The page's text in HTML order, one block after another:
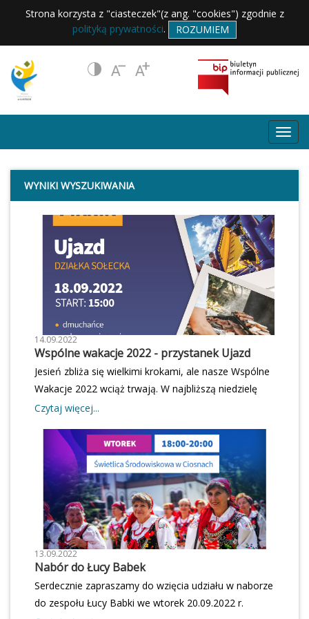
Strona korzysta z "ciasteczek"(z ang. "cookies") zgodnie z
polityką prywatności. ROZUMIEM
WYNIKI WYSZUKIWANIA
14.09.2022
Wspólne wakacje 2022 - przystanek Ujazd
Jesień zbliża się wielkimi krokami, ale nasze Wspólne
Wakacje 2022 wciąż trwają. W najbliższą niedzielę
18.09.2022 r. zapraszamy do Ujazdu. Piknik
Zapraszamy!
Czytaj więcej...
13.09.2022
Nabór do Łucy Babek
Serdecznie zapraszamy do wzięcia udziału w naborze
do zespołu Łucy Babki we wtorek 20.09.2022 r.